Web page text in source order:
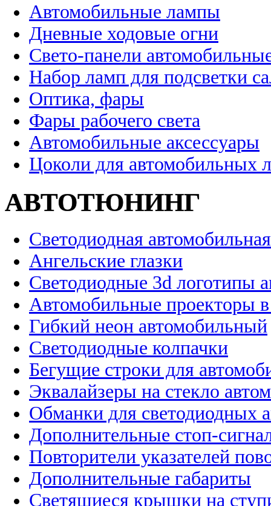
Автомобильные лампы
Дневные ходовые огни
Свето-панели
Набор ламп для подсветки
Оптика, фары
Фары рабочего света
Автомобильные аксессуары
Цоколи для автомобильных
АВТОТЮНИНГ
Светодиодная
Ангельские глазки
Светодиодные 3d логотипы
Автомобильные проекторы
Гибкий неон автомобильный
Светодиодные колпачки
Бегущие строки для
Эквалайзеры на стекло
Обманки для светодиодных
Дополнительные стоп-
Повторители указателей
Дополнительные габариты
Светящиеся крышки на